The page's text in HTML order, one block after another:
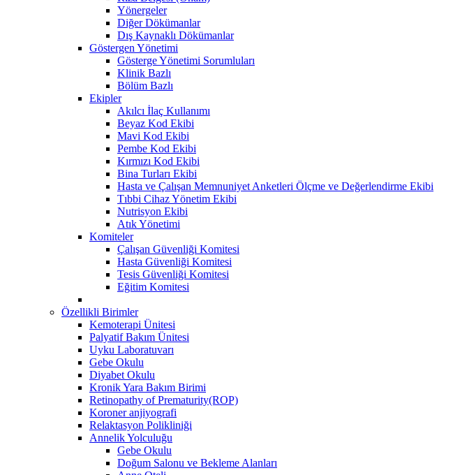
Yönergeler
Diğer Dökümanlar
Dış Kaynaklı Dökümanlar
Göstergen Yönetimi
Gösterge Yönetimi Sorumluları
Klinik Bazlı
Bölüm Bazlı
Ekipler
Akılcı İlaç Kullanımı
Beyaz Kod Ekibi
Mavi Kod Ekibi
Pembe Kod Ekibi
Kırmızı Kod Ekibi
Bina Turları Ekibi
Hasta ve Çalışan Memnuniyet Anketleri Ölçme ve Değerlendirme Ekibi
Tıbbi Cihaz Yönetim Ekibi
Nutrisyon Ekibi
Atık Yönetimi
Komiteler
Çalışan Güvenliği Komitesi
Hasta Güvenliği Komitesi
Tesis Güvenliği Komitesi
Eğitim Komitesi
Özellikli Birimler
Kemoterapi Ünitesi
Palyatif Bakım Ünitesi
Uyku Laboratuvarı
Gebe Okulu
Diyabet Okulu
Kronik Yara Bakım Birimi
Retinopathy of Prematurity(ROP)
Koroner anjiyografi
Relaktasyon Polikliniği
Annelik Yolculuğu
Gebe Okulu
Doğum Salonu ve Bekleme Alanları